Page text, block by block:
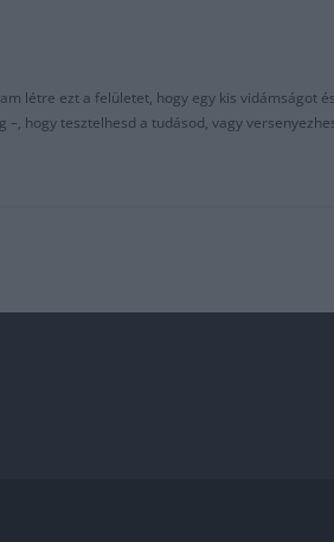
létre ezt a felületet, hogy egy kis vidámságot
hogy tesztelhesd a tudásod, vagy